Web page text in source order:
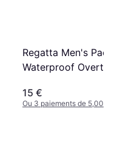
Regatta Men's Pack-It
Waterproof
15 €
Ou 3 paiements de 5,00 €